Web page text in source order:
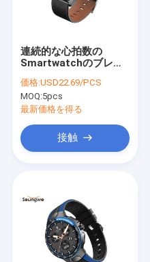
連続的な心拍数の
Smartwatchのブレス
ドの適性の連続したト
ラック
価格:USD22.69/PCS
MOQ:5pcs
最新価格を得る
接触